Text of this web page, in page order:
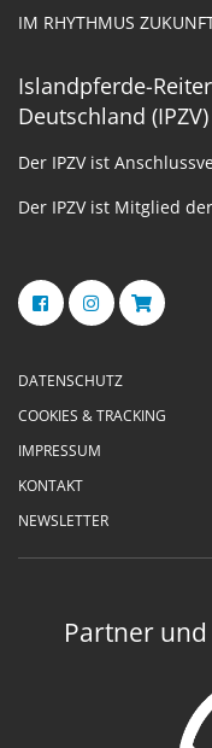
IM RHYTHMUS
Islandpferde-
Deutschland
Der IPZV ist
Der IPZV ist Mitglied der
DATENSCHUTZ
COOKIES & TRACKING
IMPRESSUM
KONTAKT
NEWSLETTER
Partner und